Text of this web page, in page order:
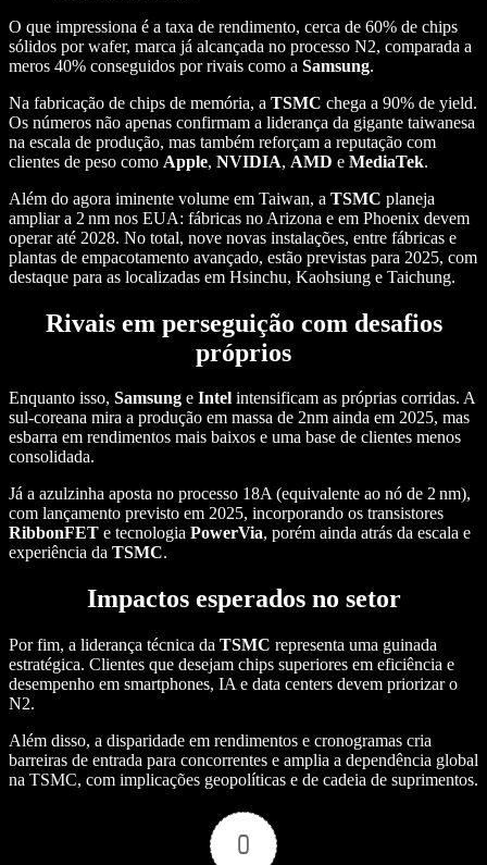
O que impressiona é a taxa de rendimento, cerca de 60% de chips
sólidos por wafer, marca já alcançada no processo N2, comparada a
meros 40% conseguidos por rivais como a Samsung.
Na fabricação de chips de memória, a TSMC chega a 90% de yield.
Os números não apenas confirmam a liderança da gigante taiwanesa
na escala de produção, mas também reforçam a reputação com
clientes de peso como Apple, NVIDIA, AMD e MediaTek.
Além do agora iminente volume em Taiwan, a TSMC planeja
ampliar a 2 nm nos EUA: fábricas no Arizona e em Phoenix devem
operar até 2028. No total, nove novas instalações, entre fábricas e
plantas de empacotamento avançado, estão previstas para 2025, com
destaque para as localizadas em Hsinchu, Kaohsiung e Taichung.
Rivais em perseguição com desafios
próprios
Enquanto isso, Samsung e Intel intensificam as próprias corridas. A
sul-coreana mira a produção em massa de 2nm ainda em 2025, mas
esbarra em rendimentos mais baixos e uma base de clientes menos
consolidada.
Já a azulzinha aposta no processo 18A (equivalente ao nó de 2 nm),
com lançamento previsto em 2025, incorporando os transistores
RibbonFET e tecnologia PowerVia, porém ainda atrás da escala e
experiência da TSMC.
Impactos esperados no setor
Por fim, a liderança técnica da TSMC representa uma guinada
estratégica. Clientes que desejam chips superiores em eficiência e
desempenho em smartphones, IA e data centers devem priorizar o
N2.
Além disso, a disparidade em rendimentos e cronogramas cria
barreiras de entrada para concorrentes e amplia a dependência global
na TSMC, com implicações geopolíticas e de cadeia de suprimentos.
0